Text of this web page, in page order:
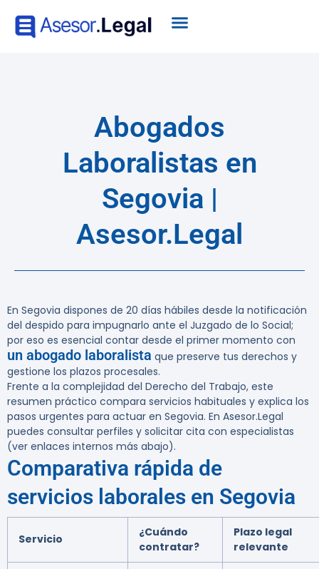
Abogados
Laboralistas en
Segovia |
Asesor.Legal
En Segovia dispones de 20 días hábiles desde la notificación
del despido para impugnarlo ante el Juzgado de lo Social;
por eso es esencial contar desde el primer momento con
un abogado laboralista que preserve tus derechos y
gestione los plazos procesales.
Frente a la complejidad del Derecho del Trabajo, este
resumen práctico compara servicios habituales y explica los
pasos urgentes para actuar en Segovia. En Asesor.Legal
puedes consultar perfiles y solicitar cita con especialistas
(ver enlaces internos más abajo).
Comparativa rápida de
servicios laborales en Segovia
Servicio
¿Cuándo
contratar?
Plazo legal
relevante